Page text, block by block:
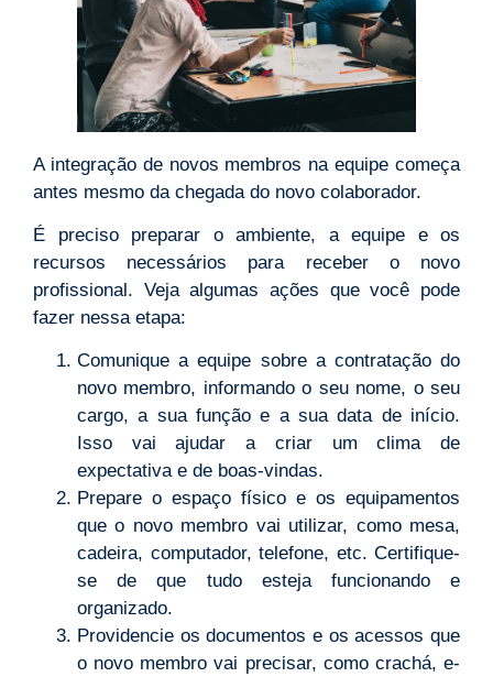
A integração de novos membros na equipe começa
antes mesmo da chegada do novo colaborador.
É preciso preparar o ambiente, a equipe e os
recursos necessários para receber o novo
profissional. Veja algumas ações que você pode
fazer nessa etapa:
Comunique a equipe sobre a contratação do
novo membro, informando o seu nome, o seu
cargo, a sua função e a sua data de início.
Isso vai ajudar a criar um clima de
expectativa e de boas-vindas.
Prepare o espaço físico e os equipamentos
que o novo membro vai utilizar, como mesa,
cadeira, computador, telefone, etc. Certifique-
se de que tudo esteja funcionando e
organizado.
Providencie os documentos e os acessos que
o novo membro vai precisar, como crachá, e-